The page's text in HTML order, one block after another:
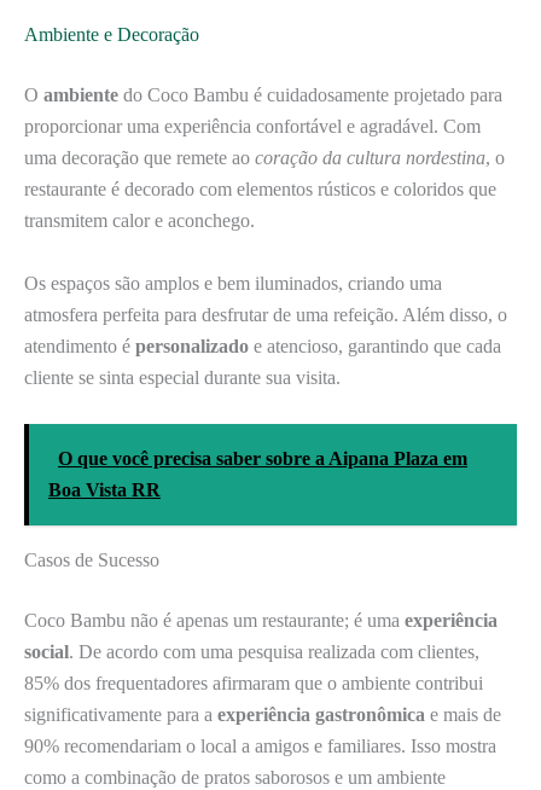
Ambiente e Decoração
O ambiente do Coco Bambu é cuidadosamente projetado para
proporcionar uma experiência confortável e agradável. Com
uma decoração que remete ao coração da cultura nordestina, o
restaurante é decorado com elementos rústicos e coloridos que
transmitem calor e aconchego.
Os espaços são amplos e bem iluminados, criando uma
atmosfera perfeita para desfrutar de uma refeição. Além disso, o
atendimento é personalizado e atencioso, garantindo que cada
cliente se sinta especial durante sua visita.
O que você precisa saber sobre a Aipana Plaza em
Boa Vista RR
Casos de Sucesso
Coco Bambu não é apenas um restaurante; é uma experiência
social. De acordo com uma pesquisa realizada com clientes,
85% dos frequentadores afirmaram que o ambiente contribui
significativamente para a experiência gastronômica e mais de
90% recomendariam o local a amigos e familiares. Isso mostra
como a combinação de pratos saborosos e um ambiente